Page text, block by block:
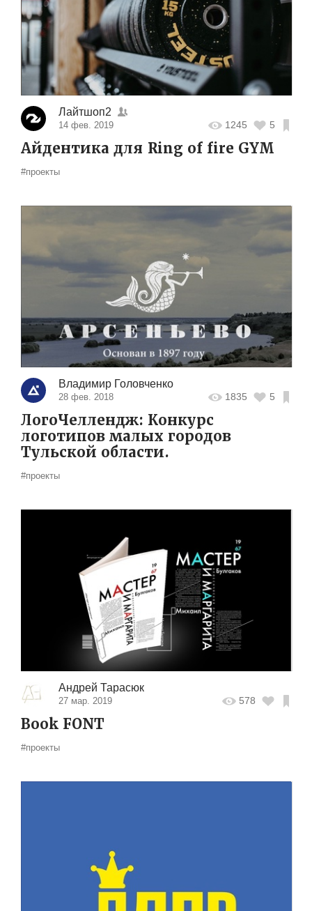
Лайтшоп2
14 фев. 2019 1245 5
Айдентика для Ring of fire GYM
#проекты
Владимир Головченко
28 фев. 2018 1835 5
ЛогоЧеллендж: Конкурс
логотипов малых городов
Тульской области.
#проекты
Андрей Тарасюк
27 мар. 2019 578
Book FONT
#проекты